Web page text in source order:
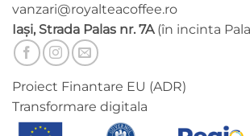
vanzari@royalteacoffee.ro
Iași, Strada Palas nr. 7A(în incinta
Proiect Finantare EU (ADR)
Transformare digitala